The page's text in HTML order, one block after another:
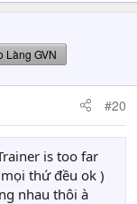
Làng GVN
#20
is too far
thứ đều ok )
nhau thôi à